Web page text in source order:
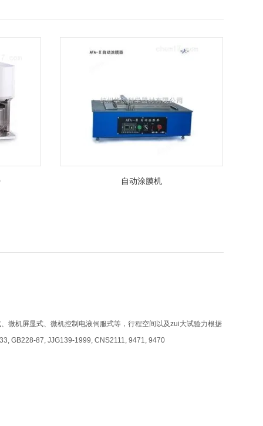
自动涂膜机
机屏显式、微机控制电液伺服式等，行程空间以及zui大试验力根据
GB228-87, JJG139-1999, CNS2111, 9471, 9470